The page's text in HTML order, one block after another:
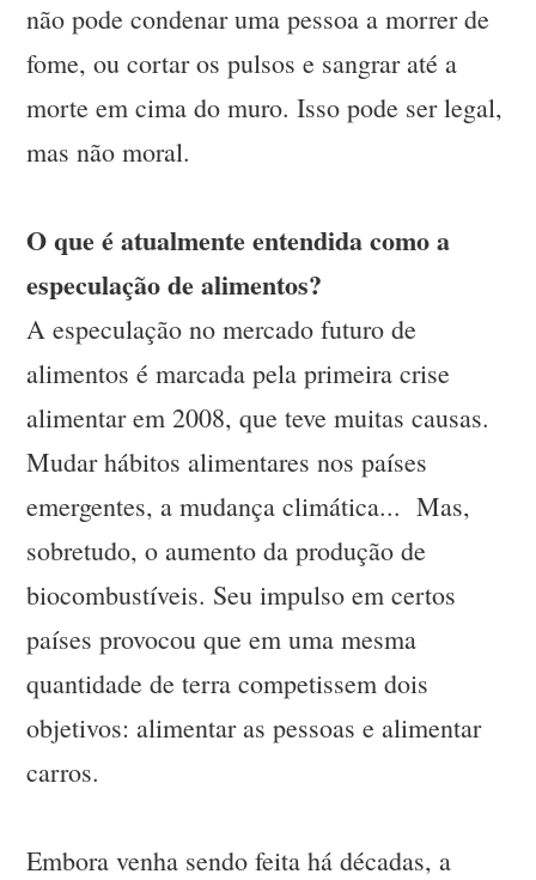
não pode condenar uma pessoa a morrer de
fome, ou cortar os pulsos e sangrar até a
morte em cima do muro. Isso pode ser legal,
mas não moral.
O que é atualmente entendida como a
especulação de alimentos?
A especulação no mercado futuro de
alimentos é marcada pela primeira crise
alimentar em 2008, que teve muitas causas.
Mudar hábitos alimentares nos países
emergentes, a mudança climática... Mas,
sobretudo, o aumento da produção de
biocombustíveis. Seu impulso em certos
países provocou que em uma mesma
quantidade de terra competissem dois
objetivos: alimentar as pessoas e alimentar
carros.
Embora venha sendo feita há décadas, a